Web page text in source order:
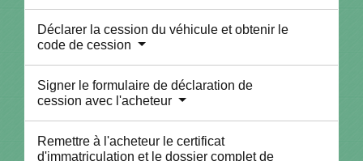
Déclarer la cession du véhicule et obtenir le
code de cession
Signer le formulaire de déclaration de
cession avec l'acheteur
Remettre à l'acheteur le certificat
d'immatriculation et le dossier complet de